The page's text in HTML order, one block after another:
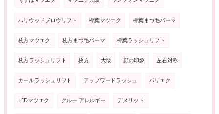
ハリウッドブロウリフト 樟葉マツエク 樟葉まつ毛パーマ
枚方マツエク 枚方まつ毛パーマ 樟葉ラッシュリフト
枚方ラッシュリフト 枚方 大阪 顔の印象 左右対称
カールラッシュリフト アップワードラッシュ パリエク
LEDマツエク グルー アレルギー デメリット